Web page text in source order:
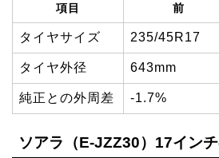
項目 前
タイヤサイズ 235/45R17
タイヤ外径 643mm
純正との外周差 -1.7%
ソアラ（E-JZZ30）17イン